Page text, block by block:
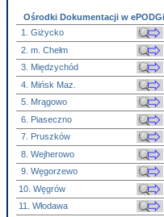
Ośrodki Dokumentacji w
1. Giżycko
2. m. Chełm
3. Międzychód
4. Mińsk Maz.
5. Mrągowo
6. Piaseczno
7. Pruszków
8. Wejherowo
9. Węgorzewo
10. Węgrów
11. Włodawa